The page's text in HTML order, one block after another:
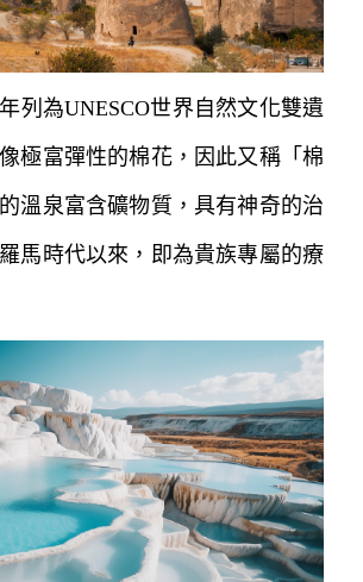
列為UNESCO世界自然文化雙遺
極富彈性的棉花，因此又稱「棉
溫泉富含礦物質，具有神奇的治
馬時代以來，即為貴族專屬的療